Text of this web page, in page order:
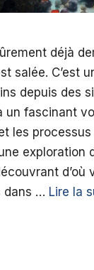
déjà
salée. C’est
depuis des
un fascinant
les
exploration
d’où
dans … Lire la